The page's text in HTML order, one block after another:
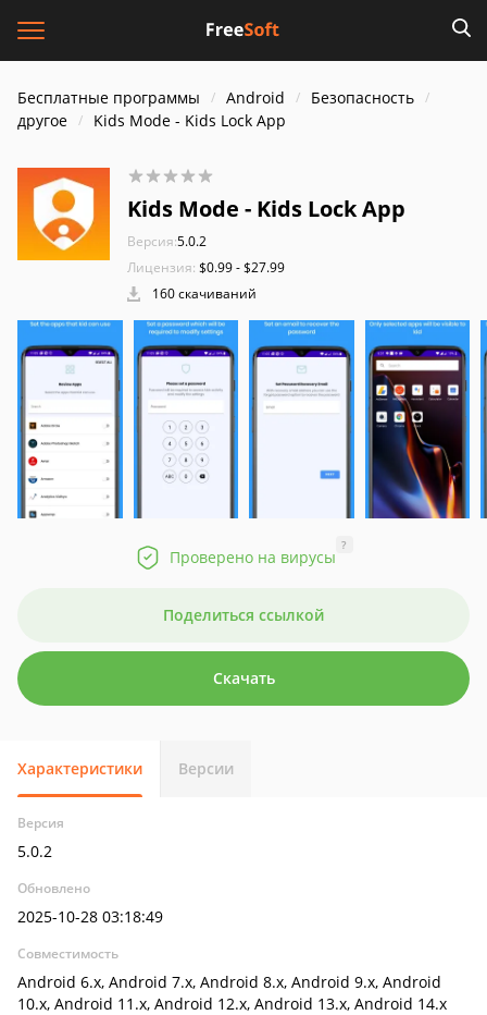
Бесплатные программы Android
Безопасность
другое
Kids Mode - Kids Lock App
Kids Mode - Kids Lock App
Версия:5.0.2
Лицензия: $0.99 - $27.99
160 скачиваний
Проверено на вирусы
?
Поделиться ссылкой
Скачать
Характеристики Версии
Версия
5.0.2
Обновлено
2025-10-28 03:18:49
Совместимость
Android 6.x, Android 7.x, Android 8.x, Android 9.x, Android
10.x, Android 11.x, Android 12.x, Android 13.x, Android 14.x